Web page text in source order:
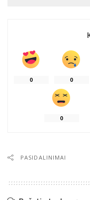
0 0
0
PASIDALINIMAI